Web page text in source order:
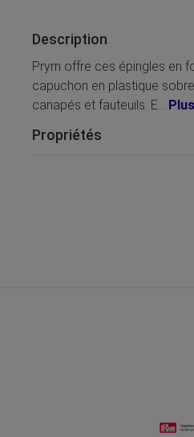
Description
Prym offre ces épingles en
capuchon en plastique
canapés et fauteuils. E… Plus
Propriétés